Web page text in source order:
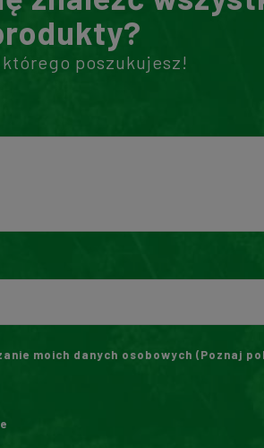
poszukujesz!
moich danych osobowych (Poznaj